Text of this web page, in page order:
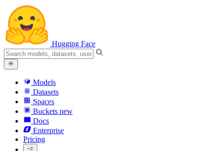
Hugging Face
Models
Datasets
Spaces
Buckets new
Docs
Enterprise
Pricing